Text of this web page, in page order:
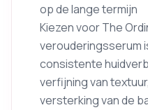
op de lange termijn
Kiezen voor The
verouderingsserum
consistente
verfijning van
versterking van de